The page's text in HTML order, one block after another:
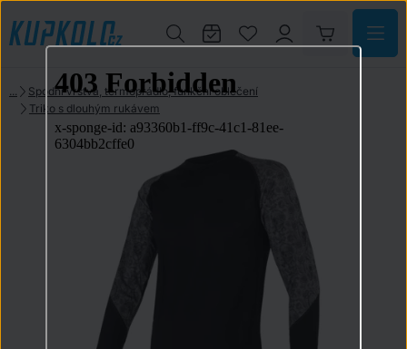
Spodní vrstva, termoprádlo, funkční oblečení
Triko s dlouhým rukávem